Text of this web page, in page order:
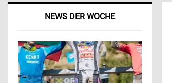
NEWS DER WOCHE